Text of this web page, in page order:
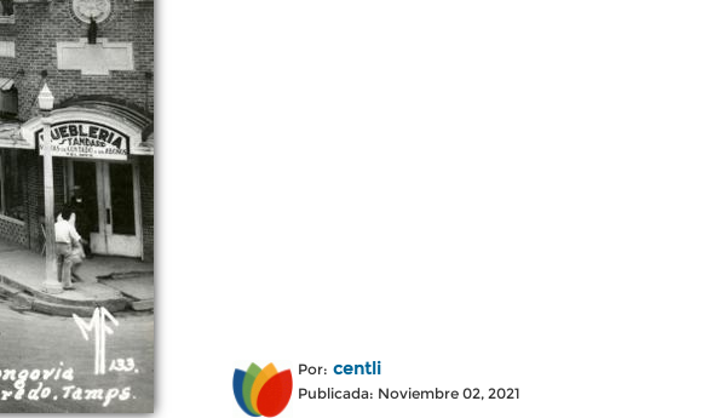
Por: centli
Publicada: Noviembre 02, 2021